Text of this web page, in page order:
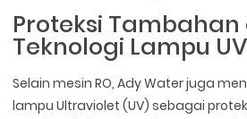
Proteksi
Teknologi Lampu UV
Selain mesin RO, Ady Water juga
lampu Ultraviolet (UV) sebagai